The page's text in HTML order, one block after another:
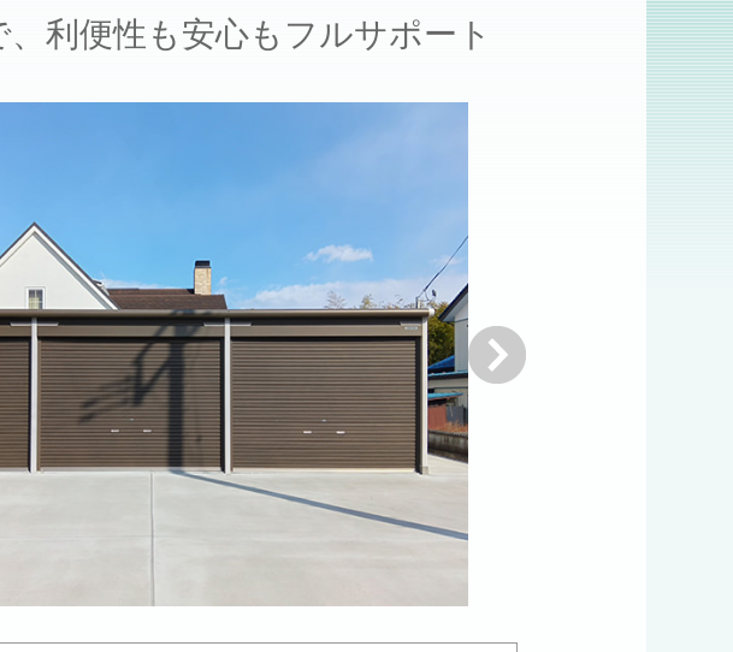
、利便性も安心もフルサポート